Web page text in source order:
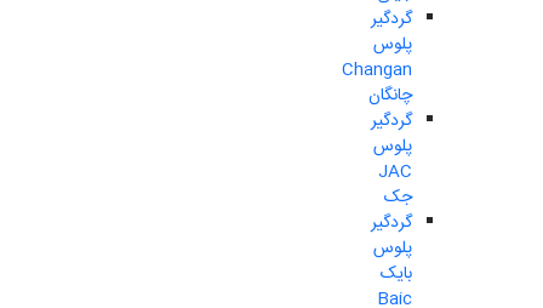
گردگیر
پلوس
Changan
چانگان
گردگیر
پلوس
JAC
جک
گردگیر
پلوس
بایک
Baic